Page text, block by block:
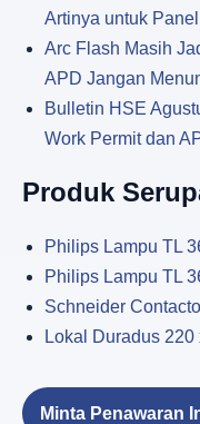
Artinya untuk
Arc Flash Masih
APD Jangan
Bulletin HSE
Work Permit dan
Produk
Philips Lampu TL
Philips Lampu TL
Schneider
Lokal Duradus 220
Minta Penawaran